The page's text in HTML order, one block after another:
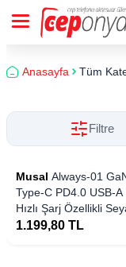
Anasayfa Tüm
Filtre
Musal Always-01
Type-C PD4.0 USB-A
Hızlı Şarj Özellikli
Şarj Başlığı 65W
1.199,80 TL